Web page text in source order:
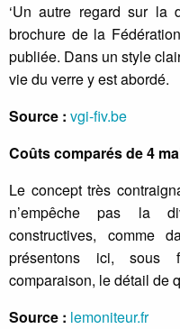
‘Un autre regard sur la
brochure de la
publiée. Dans un style
vie du verre y est abordé.
Source : vgi-fiv.be
Coûts comparés de 4
Le concept très
n’empêche pas la
constructives, comme
présentons ici, sous
comparaison, le détail de
Source : lemoniteur.fr